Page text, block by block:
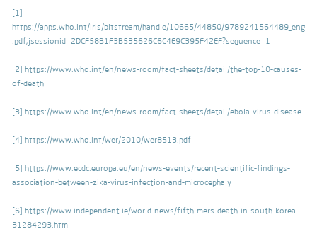
[1]
https://apps.who.int/iris/bitstream/handle/10665/44850/9789241564489_eng
.pdf;jsessionid=2DCF58B1F3B535626C6C4E9C395F42EF?sequence=1
[2] https://www.who.int/en/news-room/fact-sheets/detail/the-top-10-causes-
of-death
[3] https://www.who.int/en/news-room/fact-sheets/detail/ebola-virus-disease
[4] https://www.who.int/wer/2010/wer8513.pdf
[5] https://www.ecdc.europa.eu/en/news-events/recent-scientific-findings-
association-between-zika-virus-infection-and-microcephaly
[6] https://www.independent.ie/world-news/fifth-mers-death-in-south-korea-
31284293.html